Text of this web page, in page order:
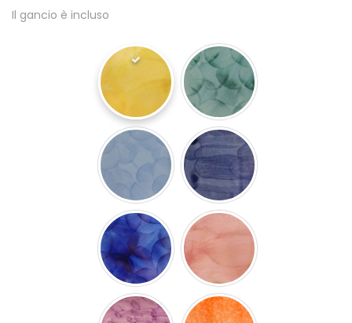
Il gancio è incluso